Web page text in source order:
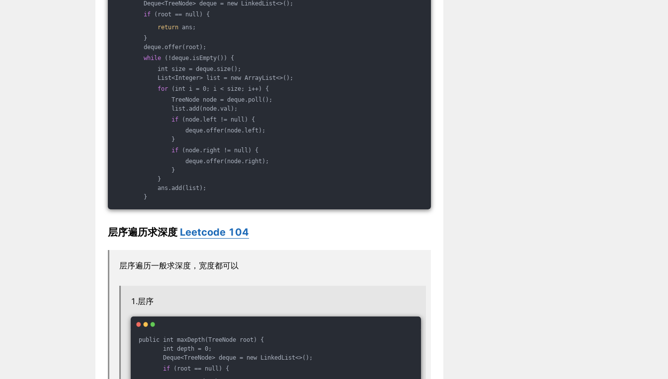
Deque<TreeNode> deque = new LinkedList<>();
if (root == null) {
return ans;
}
deque.offer(root);
while (!deque.isEmpty()) {
int size = deque.size();
List<Integer> list = new ArrayList<>();
for (int i = 0; i < size; i++) {
TreeNode node = deque.poll();
list.add(node.val);
if (node.left != null) {
deque.offer(node.left);
}
if (node.right != null) {
deque.offer(node.right);
}
}
ans.add(list);
}
层序遍历求深度 Leetcode 104
层序遍历一般求深度，宽度都可以
1.层序
public int maxDepth(TreeNode root) {
int depth = 0;
Deque<TreeNode> deque = new LinkedList<>();
if (root == null) {